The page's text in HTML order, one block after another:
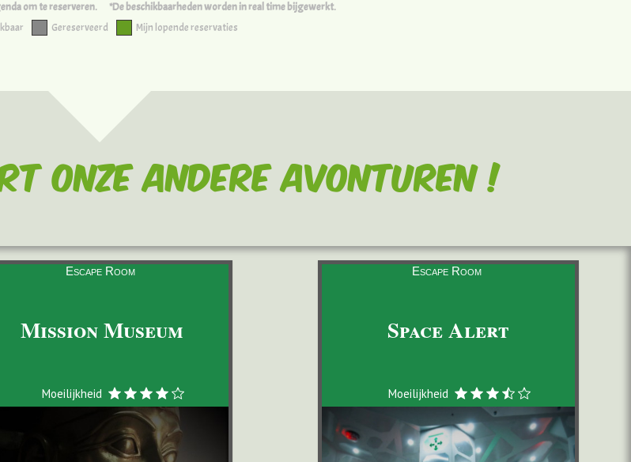
om te reserveren.
*De beschikbaarheden worden in real time bijgewerkt.
Gereserveerd Mijn lopende reservaties
onze andere avonturen !
Escape Room
Mission Museum
Moeilijkheid
Escape Room
Space Alert
Moeilijkheid